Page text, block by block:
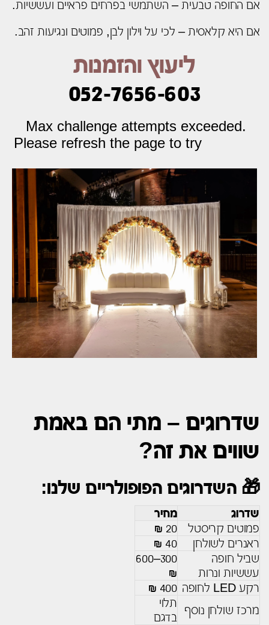
אם החופה טבעית – השתמשי בפרחים פראיים ועששיות.
אם היא קלאסית – לכי על וילון לבן, פמוטים ונגיעות זהב.
ליעוץ והזמנות
052-7656-603
שדרוגים – מתי הם באמת
שווים את זה?
🎁 השדרוגים הפופולריים שלנו:
שדרוג
מחיר
פמוטים קריסטל
20 ₪
ראנרים לשולחן
40 ₪
שביל חופה
עששיות ונרות
300–600
₪
רקע LED לחופה
400 ₪
מרכז שולחן נוסף
תלוי
בדגם